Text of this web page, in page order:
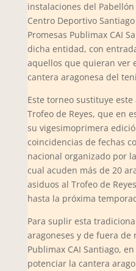
instalaciones del Pabellón
Centro Deportivo
Promesas Publimax CAI
dicha entidad, con
aquellos que quieran ver
cantera aragonesa del
Este torneo sustituye
Trofeo de Reyes, que en
su vigesimoprimera
coincidencias de fechas
nacional organizado por
cual acuden más de 20
asiduos al Trofeo de
hasta la próxima
Para suplir esta
aragoneses y de fuera de
Publimax CAI Santiago,
potenciar la cantera